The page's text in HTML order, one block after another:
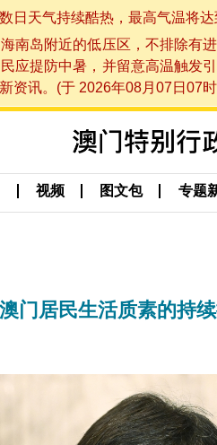
日天气持续酷热，最高气温将
南岛附近的低压区，不排除有
应提防中暑，并留意高温触发
资讯。(于 2026年08月07日07
视频 图文包 专题
门居民生活质素的持